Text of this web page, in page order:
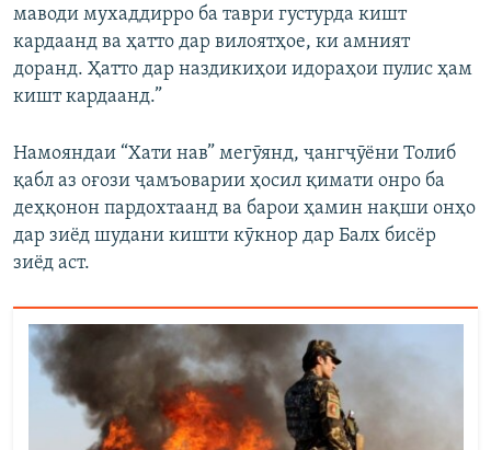
маводи мухаддирро ба таври густурда кишт
кардаанд ва ҳатто дар вилоятҳое, ки амният
доранд. Ҳатто дар наздикиҳои идораҳои пулис ҳам
кишт кардаанд.”
Намояндаи “Хати нав” мегӯянд, ҷангҷӯёни Толиб
қабл аз оғози ҷамъоварии ҳосил қимати онро ба
деҳқонон пардохтаанд ва барои ҳамин нақши онҳо
дар зиёд шудани кишти кӯкнор дар Балх бисёр
зиёд аст.